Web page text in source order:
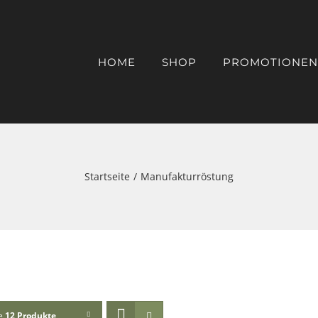
HOME SHOP PROMOTIONEN
Startseite Manufakturröstung